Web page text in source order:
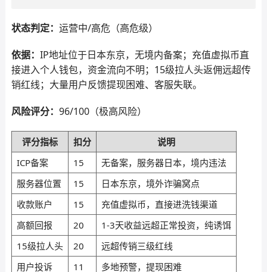
状态判定： 运营中/高危（高危级）
依据： IP地址位于日本东京，无境内备案；充值虚拟币直
接进入个人钱包，资金流向不明；15级拉人头返佣远超传
销红线；大量用户反馈提现困难、客服失联。
风险评分： 96/100（极高风险）
评分指标 扣分
说明
ICP备案
15
无备案，服务器日本，境内违法
服务器位置
15
日本东京，境外诈骗窝点
收款账户
15
充值虚拟币，直接进洗钱渠道
高额回报
20
1-3天收益远超正常投资，纯诱饵
15级拉人头
20
远超传销三级红线
用户投诉
11 多地预警，提现困难